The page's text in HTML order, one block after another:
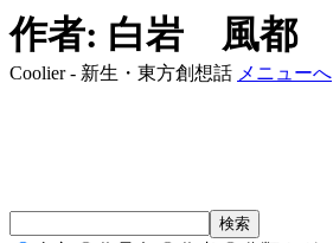
作者: 白岩 風都
Coolier - 新生・東方創想話 メニューへ